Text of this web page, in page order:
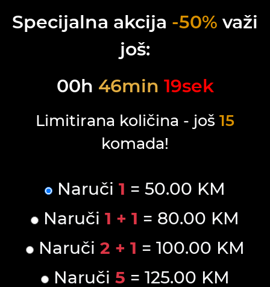
Specijalna akcija -50% važi
još:
00h 46min 19sek
Limitirana količina - još 15
komada!
Naruči 1 = 50.00 KM
Naruči 1 + 1 = 80.00 KM
Naruči 2 + 1 = 100.00 KM
Naruči 5 = 125.00 KM